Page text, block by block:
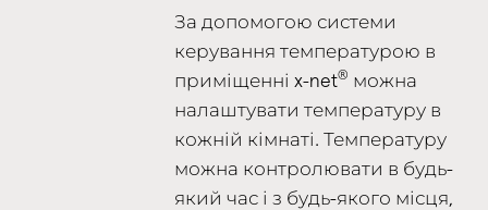
За допомогою системи
керування температурою в
приміщенні x-net® можна
налаштувати температуру в
кожній кімнаті. Температуру
можна контролювати в будь-
який час і з будь-якого місця,